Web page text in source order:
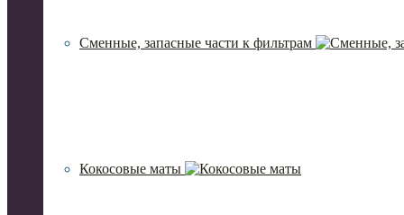
Сменные, запасные части к фильтрам
Кокосовые маты